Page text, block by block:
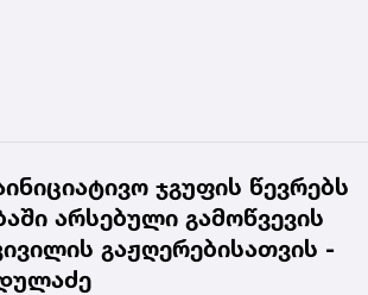
ჯგუფის წევრებს
არსებული გამოწვევის
გაჟღერებისათვის -